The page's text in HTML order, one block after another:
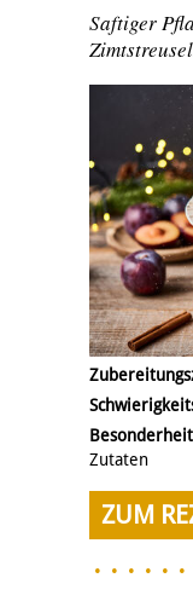
Saftiger
Zutaten
ZUM